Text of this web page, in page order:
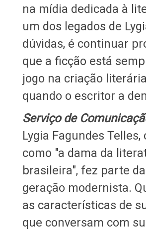
na mídia dedicada à
um dos legados de
dúvidas, é continuar
que a ficção está
jogo na criação
quando o escritor a
Serviço de
Lygia Fagundes Telles,
como "a dama da
brasileira", fez parte
geração modernista.
as características de
que conversam com